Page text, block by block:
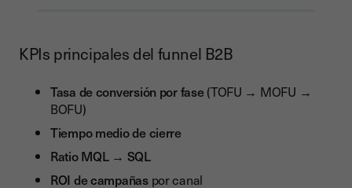
KPIs principales del funnel B2B
Tasa de conversión por fase(TOFU → MOFU →
BOFU)
Tiempo medio de cierre
Ratio MQL → SQL
ROI de campañaspor canal